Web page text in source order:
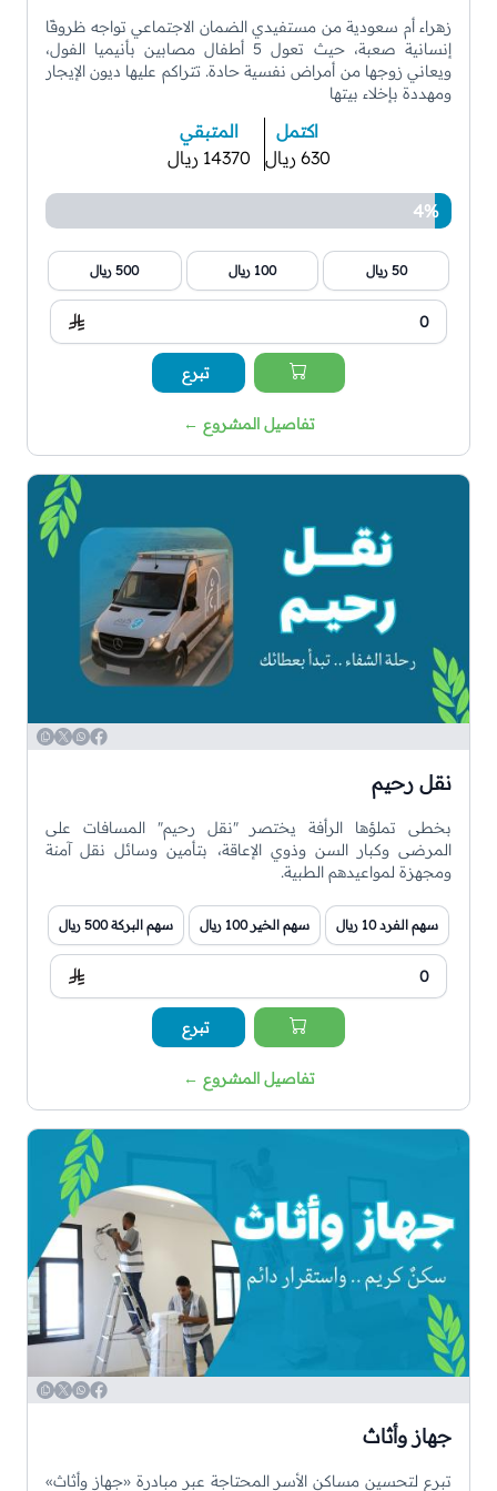
زهراء أم سعودية من مستفيدي الضمان الاجتماعي تواجه ظروفًا
إنسانية صعبة، حيث تعول 5 أطفال مصابين بأنيميا الفول،
ويعاني زوجها من أمراض نفسية حادة. تتراكم عليها ديون الإيجار
ومهددة بإخلاء بيتها
اكتمل
630 ريال
المتبقي
14370 ريال
4%
50 ريال 100 ريال 500 ريال
تبرع
تفاصيل المشروع ←
Facebook
WhatsApp
Twitter
Copy
نقل رحيم
بخطى تملؤها الرأفة يختصر "نقل رحيم" المسافات على
المرضى وكبار السن وذوي الإعاقة، بتأمين وسائل نقل آمنة
ومجهزة لمواعيدهم الطبية.
سهم الفرد 10 ريال سهم الخير 100 ريال سهم البركة 500 ريال
تبرع
تفاصيل المشروع ←
Facebook
WhatsApp
Twitter
Copy
جهاز وأثاث
تبرع لتحسين مساكن الأسر المحتاجة عبر مبادرة «جهاز وأثاث»